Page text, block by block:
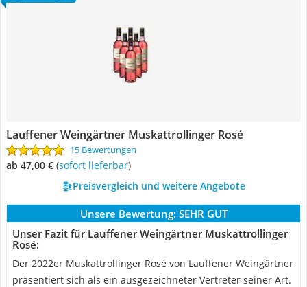
Lauffener Weingärtner Muskattrollinger Rosé
15 Bewertungen
ab 47,00 € ( Sofort lieferbar)
Preisvergleich und weitere Angebote
Unsere Bewertung: SEHR GUT
Unser Fazit für Lauffener Weingärtner Muskattrollinger
Rosé:
Der 2022er Muskattrollinger Rosé von Lauffener Weingärtner
präsentiert sich als ein ausgezeichneter Vertreter seiner Art.